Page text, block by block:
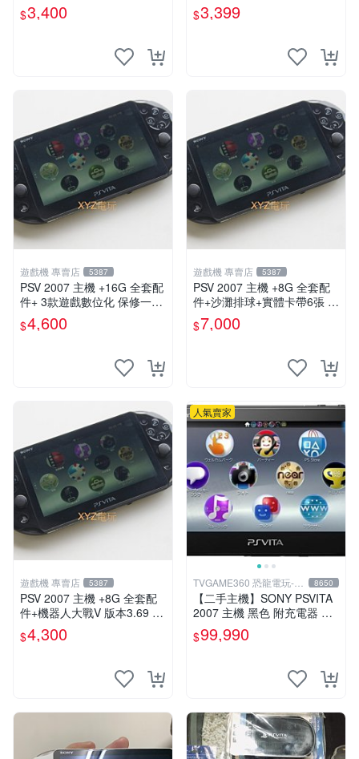
一年保修
$3,400
$3,399
遊戲機 專賣店 5387
PSV 2007 主機 +16G 全套配
件+ 3款遊戲數位化 保修一年
品質有保障
$4,600
遊戲機 專賣店 5387
PSV 2007 主機 +8G 全套配
件+沙灘排球+實體卡帶6張 保
修一年 品質有保障
$7,000
遊戲機 專賣店 5387
PSV 2007 主機 +8G 全套配
件+機器人大戰V 版本3.69 P
$4,300
人氣賣家
TVGAME360 恐龍電玩-台
中店
8650
【二手主機】SONY PSVITA
2007 主機 黑色 附充電器 US
B傳輸線 PS VITA PSV 無盒
裝
$99,990